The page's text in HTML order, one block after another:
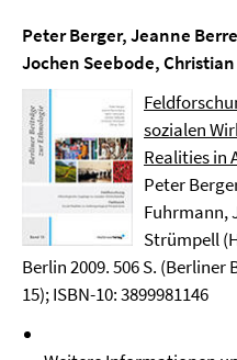
Peter Berger, Jeanne
Jochen Seebode,
sozialen
Realities in
Peter
Fuhrmann,
Strümpell
Berlin 2009. 506 S.
15); ISBN-10: 3899981146